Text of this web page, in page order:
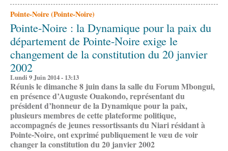
Pointe-Noire (Pointe-Noire)
Pointe-Noire : la Dynamique pour la paix du
département de Pointe-Noire exige le
changement de la constitution du 20 janvier
2002
Lundi 9 Juin 2014 - 13:13
Réunis le dimanche 8 juin dans la salle du Forum Mbongui,
en présence d’Auguste Ouakondo, représentant du
président d’honneur de la Dynamique pour la paix,
plusieurs membres de cette plateforme politique,
accompagnés de jeunes ressortissants du Niari résidant à
Pointe-Noire, ont exprimé publiquement le vœu de voir
changer la constitution du 20 janvier 2002